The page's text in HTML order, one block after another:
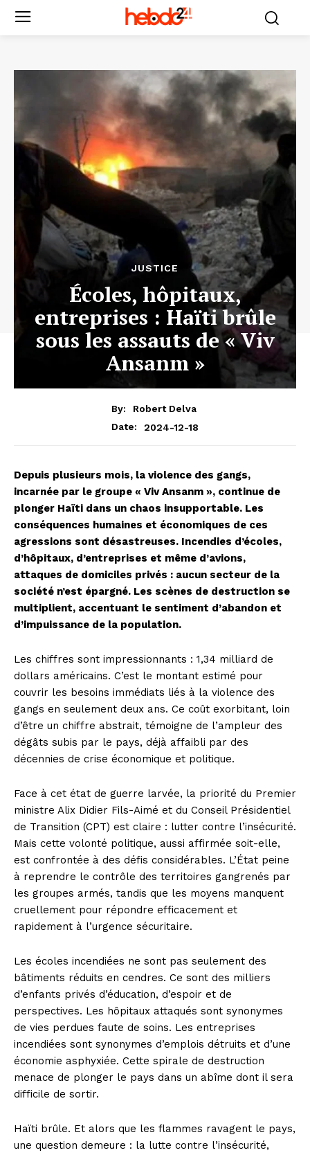
JUSTICE
Écoles, hôpitaux,
entreprises : Haïti brûle
sous les assauts de « Viv
Ansanm »
By:
Robert Delva
Date:
2024-12-18
Depuis plusieurs mois, la violence des gangs,
incarnée par le groupe « Viv Ansanm », continue de
plonger Haïti dans un chaos insupportable. Les
conséquences humaines et économiques de ces
agressions sont désastreuses. Incendies d’écoles,
d’hôpitaux, d’entreprises et même d’avions,
attaques de domiciles privés : aucun secteur de la
société n’est épargné. Les scènes de destruction se
multiplient, accentuant le sentiment d’abandon et
d’impuissance de la population.
Les chiffres sont impressionnants : 1,34 milliard de
dollars américains. C’est le montant estimé pour
couvrir les besoins immédiats liés à la violence des
gangs en seulement deux ans. Ce coût exorbitant, loin
d’être un chiffre abstrait, témoigne de l’ampleur des
dégâts subis par le pays, déjà affaibli par des
décennies de crise économique et politique.
Face à cet état de guerre larvée, la priorité du Premier
ministre Alix Didier Fils-Aimé et du Conseil Présidentiel
de Transition (CPT) est claire : lutter contre l’insécurité.
Mais cette volonté politique, aussi affirmée soit-elle,
est confrontée à des défis considérables. L’État peine
à reprendre le contrôle des territoires gangrenés par
les groupes armés, tandis que les moyens manquent
cruellement pour répondre efficacement et
rapidement à l’urgence sécuritaire.
Les écoles incendiées ne sont pas seulement des
bâtiments réduits en cendres. Ce sont des milliers
d’enfants privés d’éducation, d’espoir et de
perspectives. Les hôpitaux attaqués sont synonymes
de vies perdues faute de soins. Les entreprises
incendiées sont synonymes d’emplois détruits et d’une
économie asphyxiée. Cette spirale de destruction
menace de plonger le pays dans un abîme dont il sera
difficile de sortir.
Haïti brûle. Et alors que les flammes ravagent le pays,
une question demeure : la lutte contre l’insécurité,